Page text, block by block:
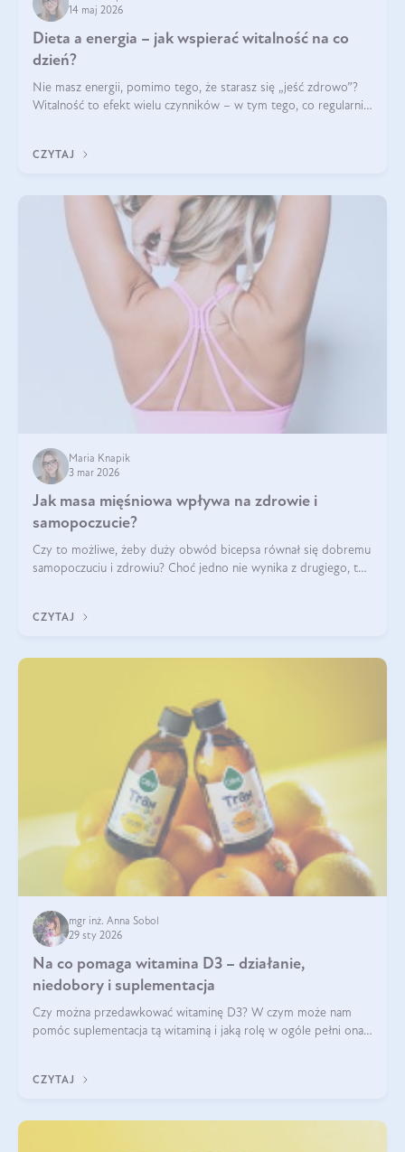
14 maj 2026
Dieta a energia – jak wspierać witalność na co
dzień?
Nie masz energii, pomimo tego, że starasz się „jeść zdrowo”?
Witalność to efekt wielu czynników – w tym tego, co regularnie
CZYTAJ
Maria Knapik
3 mar 2026
Jak masa mięśniowa wpływa na zdrowie i
samopoczucie?
Czy to możliwe, żeby duży obwód bicepsa równał się dobremu
samopoczuciu i zdrowiu? Choć jedno nie wynika z drugiego, to
wyjaśnimy.
CZYTAJ
mgr inż. Anna Sobol
29 sty 2026
Na co pomaga witamina D3 – działanie,
niedobory i suplementacja
Czy można przedawkować witaminę D3? W czym może nam
pomóc suplementacja tą witaminą i jaką rolę w ogóle pełni ona
robić?
CZYTAJ